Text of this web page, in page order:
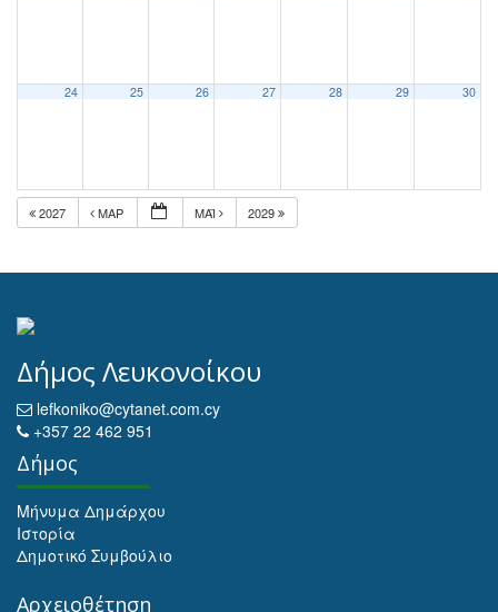
24 25 26 27 28 29 30
2027 ΜΑΡ ΜΆΙ 2029
Δήμος Λευκονοίκου
lefkoniko@cytanet.com.cy
+357 22 462 951
Δήμος
Μήνυμα Δημάρχου
Ιστορία
Δημοτικό Συμβούλιο
Αρχειοθέτηση